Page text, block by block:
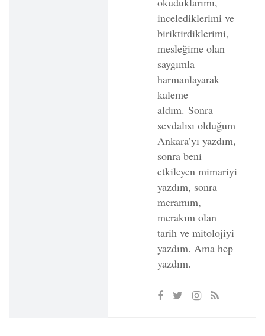
incelediklerimi ve
biriktirdiklerimi,
mesleğime olan
saygımla
harmanlayarak
kaleme
aldım. Sonra
sevdalısı olduğum
Ankara’yı yazdım,
sonra beni
etkileyen mimariyi
yazdım, sonra
meramım,
merakım olan
tarih ve mitolojiyi
yazdım. Ama hep
yazdım.